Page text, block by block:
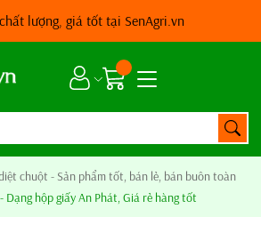
Vì nông nghiệp sạch
chuột - Sản phẩm tốt, bán lẻ, bán buôn toàn
Dạng hộp giấy An Phát, Giá rẻ hàng tốt